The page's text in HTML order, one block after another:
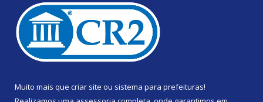
Muito mais que criar site ou sistema para prefeituras!